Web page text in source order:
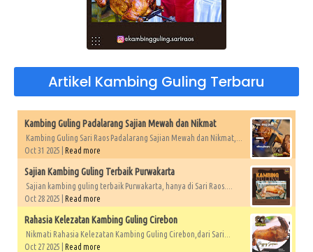
Artikel Kambing Guling Terbaru
Kambing Guling Padalarang Sajian Mewah dan Nikmat
Kambing Guling Sari Raos Padalarang Sajian Mewah dan Nikmat,...
Oct 31 2025 | Read more
Sajian Kambing Guling Terbaik Purwakarta
Sajian kambing guling terbaik Purwakarta, hanya di Sari Raos....
Oct 28 2025 | Read more
Rahasia Kelezatan Kambing Guling Cirebon
Nikmati Rahasia Kelezatan Kambing Guling Cirebon,dari Sari...
Oct 27 2025 | Read more